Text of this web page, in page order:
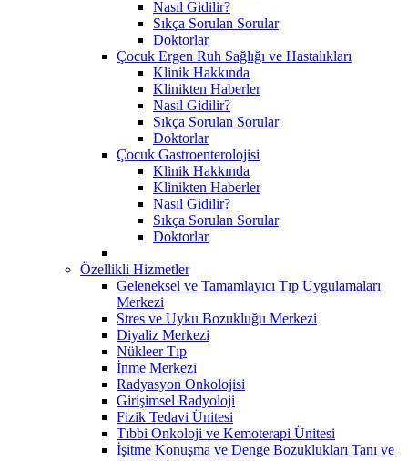
Nasıl Gidilir?
Sıkça Sorulan Sorular
Doktorlar
Çocuk Ergen Ruh Sağlığı ve Hastalıkları
Klinik Hakkında
Klinikten Haberler
Nasıl Gidilir?
Sıkça Sorulan Sorular
Doktorlar
Çocuk Gastroenterolojisi
Klinik Hakkında
Klinikten Haberler
Nasıl Gidilir?
Sıkça Sorulan Sorular
Doktorlar
Özellikli Hizmetler
Geleneksel ve Tamamlayıcı Tıp Uygulamaları
Merkezi
Stres ve Uyku Bozukluğu Merkezi
Diyaliz Merkezi
Nükleer Tıp
İnme Merkezi
Radyasyon Onkolojisi
Girişimsel Radyoloji
Fizik Tedavi Ünitesi
Tıbbi Onkoloji ve Kemoterapi Ünitesi
İşitme Konuşma ve Denge Bozuklukları Tanı ve